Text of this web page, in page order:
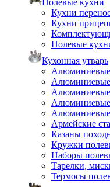
Полевые кухни
Кухни
Кухни
Полевые
Кухонная утварь
Алюминиевые
Армейские
Казаны
Кружки
Наборы
Тарелки,
Термосы